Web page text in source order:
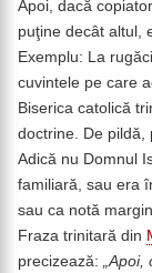
Apoi, dacă
puţine decât altul,
Exemplu: La
cuvintele pe care
Biserica catolică
doctrine. De pildă,
Adică nu Domnul
familiară, sau era
sau ca notă
Fraza trinitară din
precizează: „Apoi,